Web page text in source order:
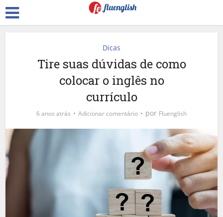
Dicas
Tire suas dúvidas de como
colocar o inglês no
currículo
6 anos atrás Adicionar comentário por Fluenglish